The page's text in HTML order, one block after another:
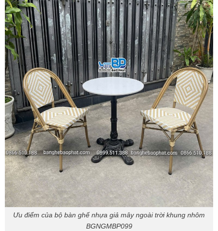
Ưu điểm của bộ bàn ghế nhựa giả mây ngoài trời khung nhôm
BGNGMBP099